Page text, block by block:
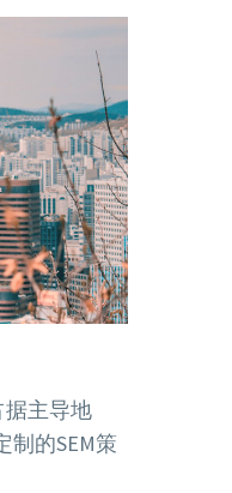
据主导地
制的SEM策